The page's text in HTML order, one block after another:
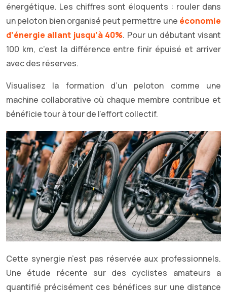
énergétique. Les chiffres sont éloquents : rouler dans
un peloton bien organisé peut permettre une économie
d’énergie allant jusqu’à 40%. Pour un débutant visant
100 km, c’est la différence entre finir épuisé et arriver
avec des réserves.
Visualisez la formation d’un peloton comme une
machine collaborative où chaque membre contribue et
bénéficie tour à tour de l’effort collectif.
Cette synergie n’est pas réservée aux professionnels.
Une étude récente sur des cyclistes amateurs a
quantifié précisément ces bénéfices sur une distance